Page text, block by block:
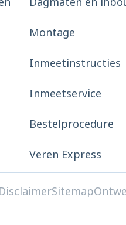
Montage
Inmeetinstructies
Inmeetservice
Bestelprocedure
Veren Express
DisclaimerSitemap